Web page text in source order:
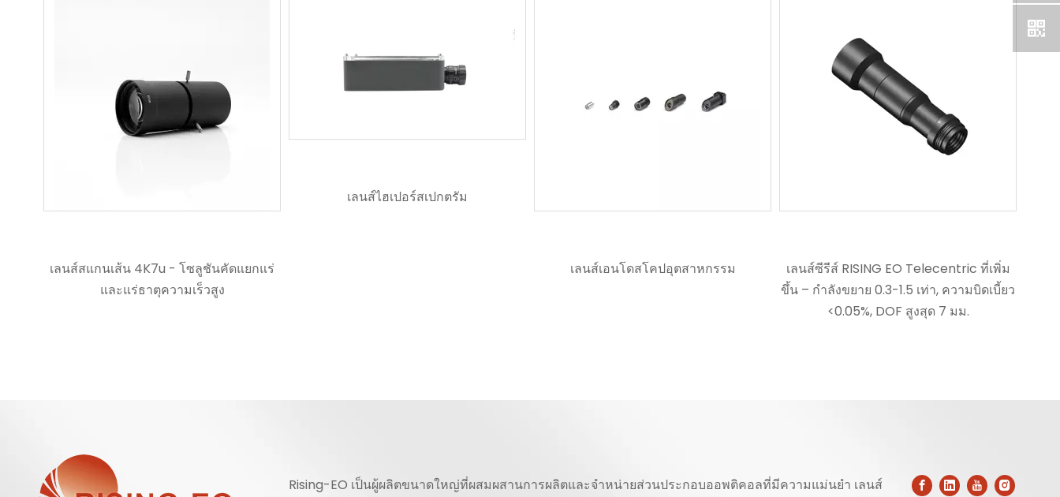
ลูชันคัดแยกแร่
เลนส์ซีรีส์ RISING EO Telecentric ที่เพิ่ม
ขึ้น – กำลังขยาย 0.3-1.5 เท่า, ความบิดเบี้ยว
เลนส์สแกนเส้น 8K/4K เลนส์ทางยาวโฟ
คงที่
Rising-EO เป็นผู้ผลิตขนาดใหญ่ที่ผสมผสานการผลิตและจำหน่ายส่วนประกอบออพติคอลที่มีความแม่นยำ เลนส์